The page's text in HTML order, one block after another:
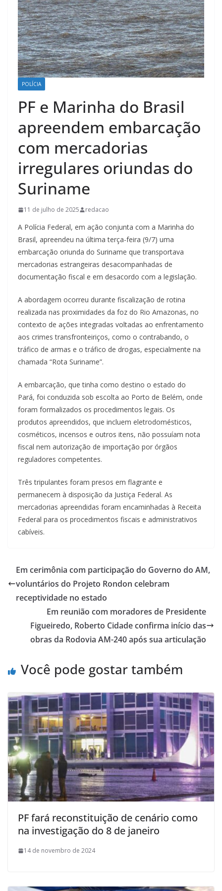
POLÍCIA
PF e Marinha do Brasil
apreendem embarcação
com mercadorias
irregulares oriundas do
Suriname
11 de julho de 2025 redacao
A Polícia Federal, em ação conjunta com a Marinha do
Brasil, apreendeu na última terça-feira (9/7) uma
embarcação oriunda do Suriname que transportava
mercadorias estrangeiras desacompanhadas de
documentação fiscal e em desacordo com a legislação.
A abordagem ocorreu durante fiscalização de rotina
realizada nas proximidades da foz do Rio Amazonas, no
contexto de ações integradas voltadas ao enfrentamento
aos crimes transfronteiriços, como o contrabando, o
tráfico de armas e o tráfico de drogas, especialmente na
chamada “Rota Suriname”.
A embarcação, que tinha como destino o estado do
Pará, foi conduzida sob escolta ao Porto de Belém, onde
foram formalizados os procedimentos legais. Os
produtos apreendidos, que incluem eletrodomésticos,
cosméticos, incensos e outros itens, não possuíam nota
fiscal nem autorização de importação por órgãos
reguladores competentes.
Três tripulantes foram presos em flagrante e
permanecem à disposição da Justiça Federal. As
mercadorias apreendidas foram encaminhadas à Receita
Federal para os procedimentos fiscais e administrativos
cabíveis.
Em cerimônia com participação do Governo do AM,
voluntários do Projeto Rondon celebram
receptividade no estado
Em reunião com moradores de Presidente
Figueiredo, Roberto Cidade confirma início das
obras da Rodovia AM-240 após sua articulação
Você pode gostar também
PF fará reconstituição de cenário como
na investigação do 8 de janeiro
14 de novembro de 2024